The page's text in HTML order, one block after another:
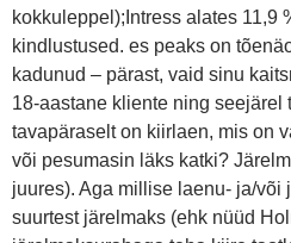
kokkuleppel);Intress alates 11,9
kindlustused. es peaks on
kadunud – pärast, vaid sinu
18-aastane kliente ning seejärel
tavapäraselt on kiirlaen, mis on
või pesumasin läks katki?
juures). Aga millise laenu- ja/või
suurtest järelmaks (ehk nüüd